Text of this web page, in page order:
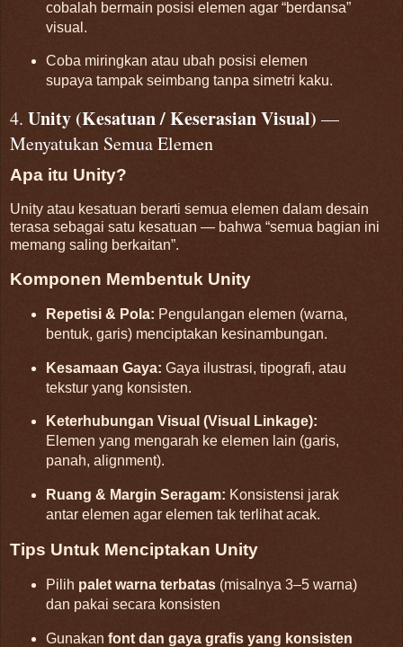
cobalah bermain posisi elemen agar “berdansa”
visual.
Coba miringkan atau ubah posisi elemen
supaya tampak seimbang tanpa simetri kaku.
4. Unity (Kesatuan / Keserasian Visual) —
Menyatukan Semua Elemen
Apa itu Unity?
Unity atau kesatuan berarti semua elemen dalam desain
terasa sebagai satu kesatuan — bahwa “semua bagian ini
memang saling berkaitan”.
Komponen Membentuk Unity
Repetisi & Pola: Pengulangan elemen (warna,
bentuk, garis) menciptakan kesinambungan.
Kesamaan Gaya: Gaya ilustrasi, tipografi, atau
tekstur yang konsisten.
Keterhubungan Visual (Visual Linkage):
Elemen yang mengarah ke elemen lain (garis,
panah, alignment).
Ruang & Margin Seragam: Konsistensi jarak
antar elemen agar elemen tak terlihat acak.
Tips Untuk Menciptakan Unity
Pilih palet warna terbatas(misalnya 3–5 warna)
dan pakai secara konsisten
Gunakan font dan gaya grafis yang konsisten